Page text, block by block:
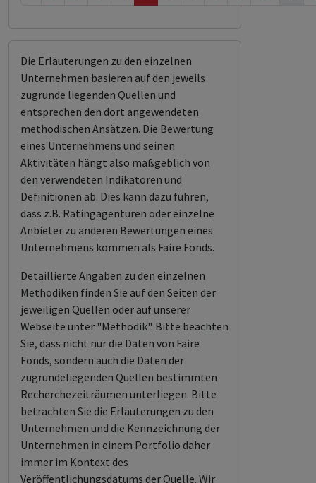
Die Erläuterungen zu den einzelnen
Unternehmen basieren auf den jeweils
zugrunde liegenden Quellen und
entsprechen den dort angewendeten
methodischen Ansätzen. Die Bewertung
eines Unternehmens und seinen
Aktivitäten hängt also maßgeblich von
den verwendeten Indikatoren und
Definitionen ab. Dies kann dazu führen,
dass z.B. Ratingagenturen oder einzelne
Anbieter zu anderen Bewertungen eines
Unternehmens kommen als Faire Fonds.
Detaillierte Angaben zu den einzelnen
Methodiken finden Sie auf den Seiten der
jeweiligen Quellen oder auf unserer
Webseite unter "Methodik". Bitte beachten
Sie, dass nicht nur die Daten von Faire
Fonds, sondern auch die Daten der
zugrundeliegenden Quellen bestimmten
Recherchezeiträumen unterliegen. Bitte
betrachten Sie die Erläuterungen zu den
Unternehmen und die Kennzeichnung der
Unternehmen in einem Portfolio daher
immer im Kontext des
Veröffentlichungsdatums der Quelle. Wir